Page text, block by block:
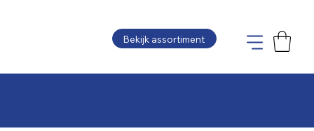
Bekijk assortiment